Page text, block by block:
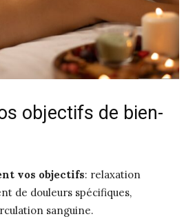
objectifs de bien-
vos objectifs: relaxation
de douleurs spécifiques,
sanguine.